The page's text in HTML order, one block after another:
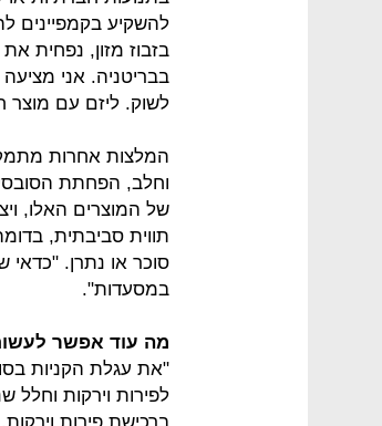
להשקיע בקמפיינים
בזבוז מזון, נפחית
בבריטניה. אני
לשוק. ליזם עם מוצר
המלצות אחרות
וחלב, הפחתת
של המוצרים האלו,
תווית סביבתית,
סוכר או נתרן. "כדאי
במסעדות".
מה עוד אפשר
"את עגלת הקניות
לפירות וירקות וחלל